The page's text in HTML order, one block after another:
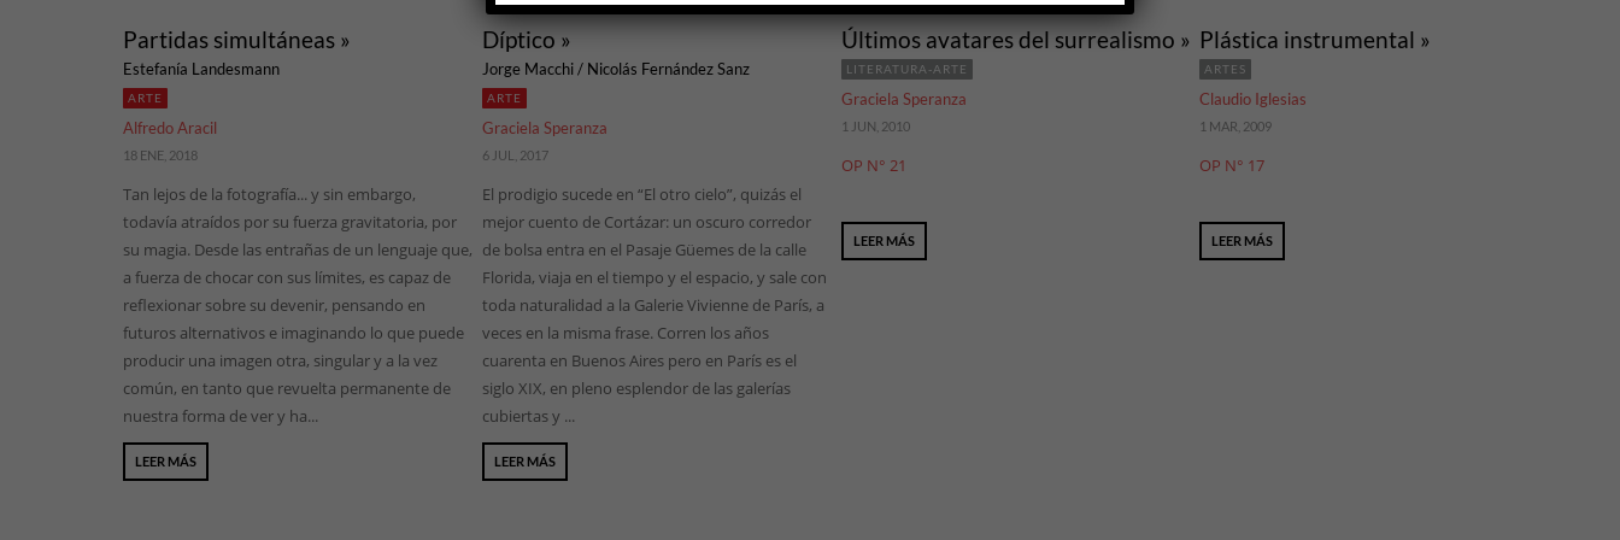
Partidas simultáneas »
Estefanía Landesmann
ARTE
Alfredo Aracil
18 ENE, 2018
Tan lejos de la fotografía... y sin embargo,
todavía atraídos por su fuerza gravitatoria, por
su magia. Desde las entrañas de un lenguaje que,
a fuerza de chocar con sus límites, es capaz de
reflexionar sobre su devenir, pensando en
futuros alternativos e imaginando lo que puede
producir una imagen otra, singular y a la vez
común, en tanto que revuelta permanente de
nuestra forma de ver y ha...
LEER MÁS
Díptico »
Jorge Macchi / Nicolás Fernández Sanz
ARTE
Graciela Speranza
6 JUL, 2017
El prodigio sucede en “El otro cielo”, quizás el
mejor cuento de Cortázar: un oscuro corredor
de bolsa entra en el Pasaje Güemes de la calle
Florida, viaja en el tiempo y el espacio, y sale con
toda naturalidad a la Galerie Vivienne de París, a
veces en la misma frase. Corren los años
cuarenta en Buenos Aires pero en París es el
siglo XIX, en pleno esplendor de las galerías
cubiertas y ...
LEER MÁS
Últimos avatares del surrealismo »
LITERATURA-ARTE
Graciela Speranza
1 JUN, 2010
OP N° 21
LEER MÁS
Plástica instrumental »
ARTES
Claudio Iglesias
1 MAR, 2009
OP N° 17
LEER MÁS